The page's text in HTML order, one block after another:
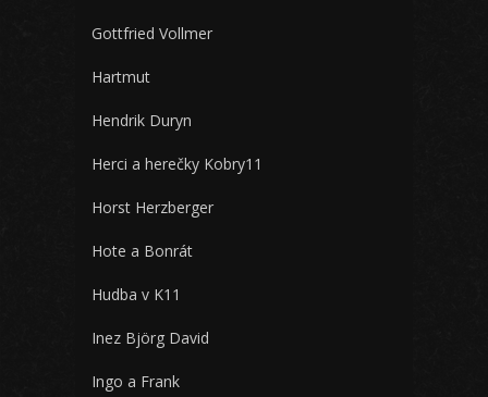
Gottfried Vollmer
Hartmut
Hendrik Duryn
Herci a herečky Kobry11
Horst Herzberger
Hote a Bonrát
Hudba v K11
Inez Björg David
Ingo a Frank